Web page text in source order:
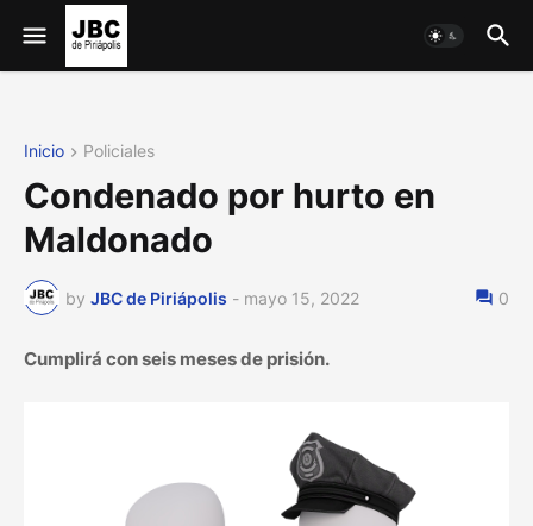
Inicio Policiales
Condenado por hurto en
Maldonado
by JBC de Piriápolis - mayo 15, 2022 0
Cumplirá con seis meses de prisión.